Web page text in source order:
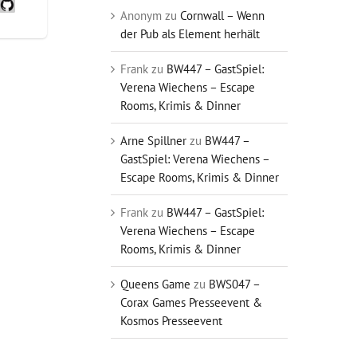
Anonym zu Cornwall – Wenn
der Pub als Element herhält
Frankzu BW447 – GastSpiel:
Verena Wiechens – Escape
Rooms, Krimis & Dinner
Arne Spillnerzu BW447 –
GastSpiel: Verena Wiechens –
Escape Rooms, Krimis & Dinner
Frankzu BW447 – GastSpiel:
Verena Wiechens – Escape
Rooms, Krimis & Dinner
Queens Game zu BWS047 –
Corax Games Presseevent &
Kosmos Presseevent